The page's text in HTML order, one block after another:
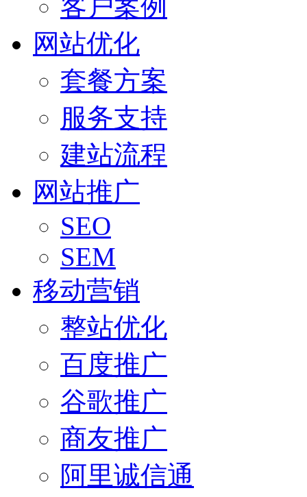
客户案例
网站优化
套餐方案
服务支持
建站流程
网站推广
SEO
SEM
移动营销
整站优化
百度推广
谷歌推广
商友推广
阿里诚信通